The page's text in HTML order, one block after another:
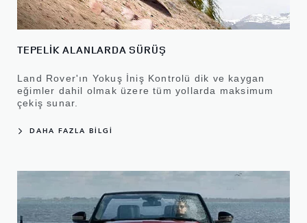
TEPELİK ALANLARDA SÜRÜŞ
Land Rover'ın Yokuş İniş Kontrolü dik ve kaygan
eğimler dahil olmak üzere tüm yollarda maksimum
çekiş sunar.
DAHA FAZLA BİLGİ